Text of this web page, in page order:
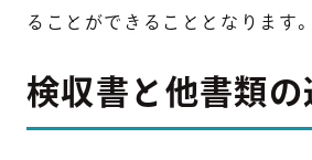
ることができることとなります。
検収書と他書類の